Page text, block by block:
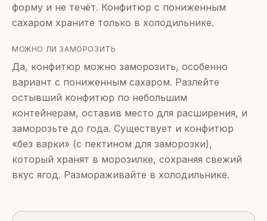
форму и не течёт. Конфитюр с пониженным
сахаром храните только в холодильнике.
МОЖНО ЛИ ЗАМОРОЗИТЬ
Да, конфитюр можно заморозить, особенно
вариант с пониженным сахаром. Разлейте
остывший конфитюр по небольшим
контейнерам, оставив место для расширения, и
заморозьте до года. Существует и конфитюр
«без варки» (с пектином для заморозки),
который хранят в морозилке, сохраняя свежий
вкус ягод. Размораживайте в холодильнике.